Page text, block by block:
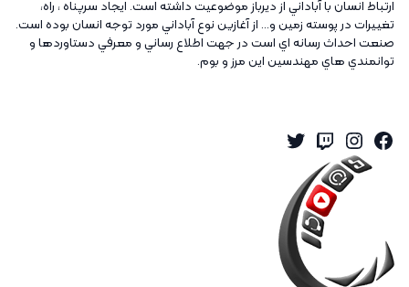
ارتباط انسان با آباداني از ديرباز موضوعيت داشته است. ايجاد سرپناه ، راه،
تغييرات در پوسته زمين و... از آغازين نوع آباداني مورد توجه انسان بوده است.
صنعت احداث رسانه اي است در جهت اطلاع رساني و معرفي دستاوردها و
توانمندي هاي مهندسين اين مرز و بوم.
Facebook
Instagram
Twitch
Twitter